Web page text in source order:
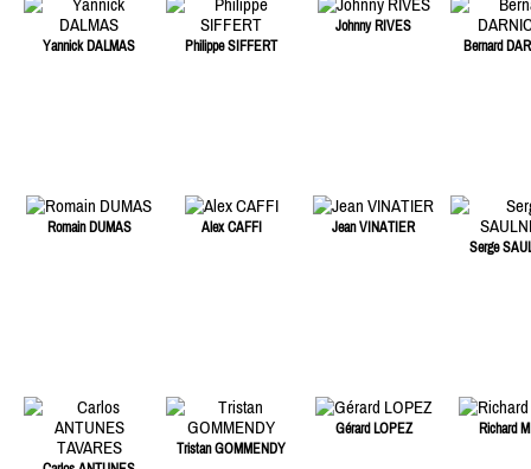
Yannick DALMAS Philippe SIFFERT
Johnny RIVES
Bernard
Romain DUMAS Alex CAFFI
Jean VINATIER
Serge
Tristan GOMMENDY
Gérard LOPEZ Richard